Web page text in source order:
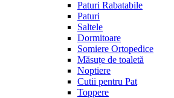
Paturi Rabatabile
Paturi
Saltele
Dormitoare
Somiere Ortopedice
Măsuțe de toaletă
Noptiere
Cutii pentru Pat
Toppere